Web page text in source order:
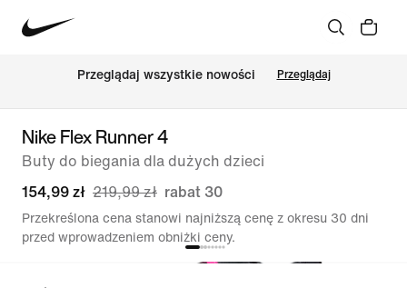
Przeglądaj wszystkie nowości Przeglądaj
Nike Flex Runner 4
Buty do biegania dla dużych dzieci
154,99 zł 219,99 zł rabat 30
Przekreślona cena stanowi najniższą cenę z okresu 30 dni
przed wprowadzeniem obniżki ceny.